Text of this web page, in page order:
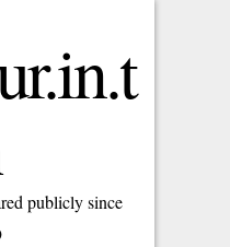
publicly since